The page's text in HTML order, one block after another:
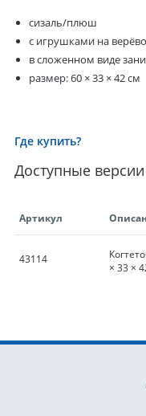
сизаль/плюш
с игрушками на
в сложенном виде
размер: 60 × 33 × 42 см
Где купить?
Доступные версии
Артикул
43114
× 33 ×